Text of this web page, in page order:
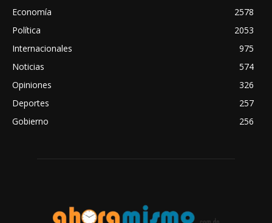
Economía
2578
Política
2053
Internacionales
975
Noticias
574
Opiniones
326
Deportes
257
Gobierno
256